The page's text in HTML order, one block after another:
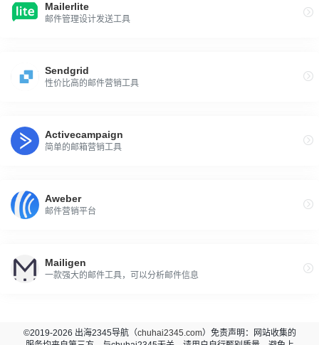
Mailerlite
邮件管理设计发送工具
Sendgrid
性价比高的邮件营销工具
Activecampaign
简单的邮箱营销工具
Aweber
邮件营销平台
Mailigen
一款强大的邮件工具，可以分析邮件信息
©2019-2026 出海2345导航（chuhai2345.com）免责声明：网站收集的